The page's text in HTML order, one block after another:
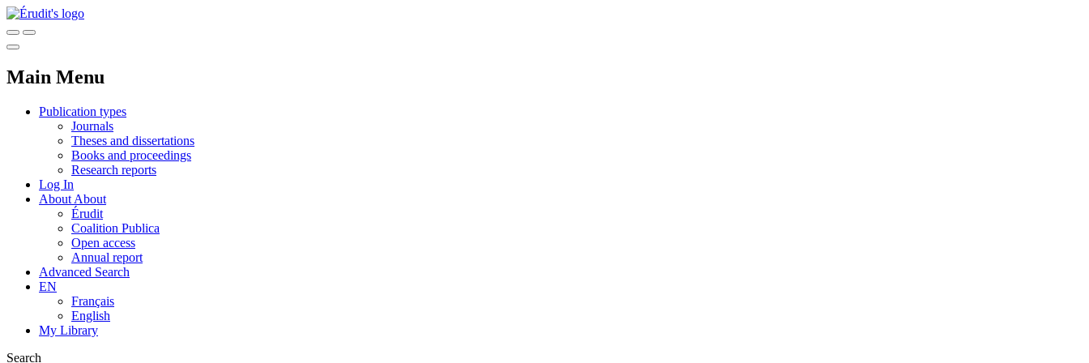
Main Menu
Publication types
Journals
Theses and dissertations
Books and proceedings
Research reports
Log In
About About
Érudit
Coalition Publica
Open access
Annual report
Advanced Search
EN
Français
English
My Library
Search